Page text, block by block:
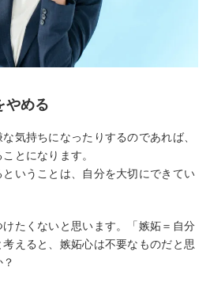
やめる
気持ちになったりするのであれば、
とになります。
いうことは、自分を大切にできてい
たくないと思います。「嫉妬＝自分
えると、嫉妬心は不要なものだと思